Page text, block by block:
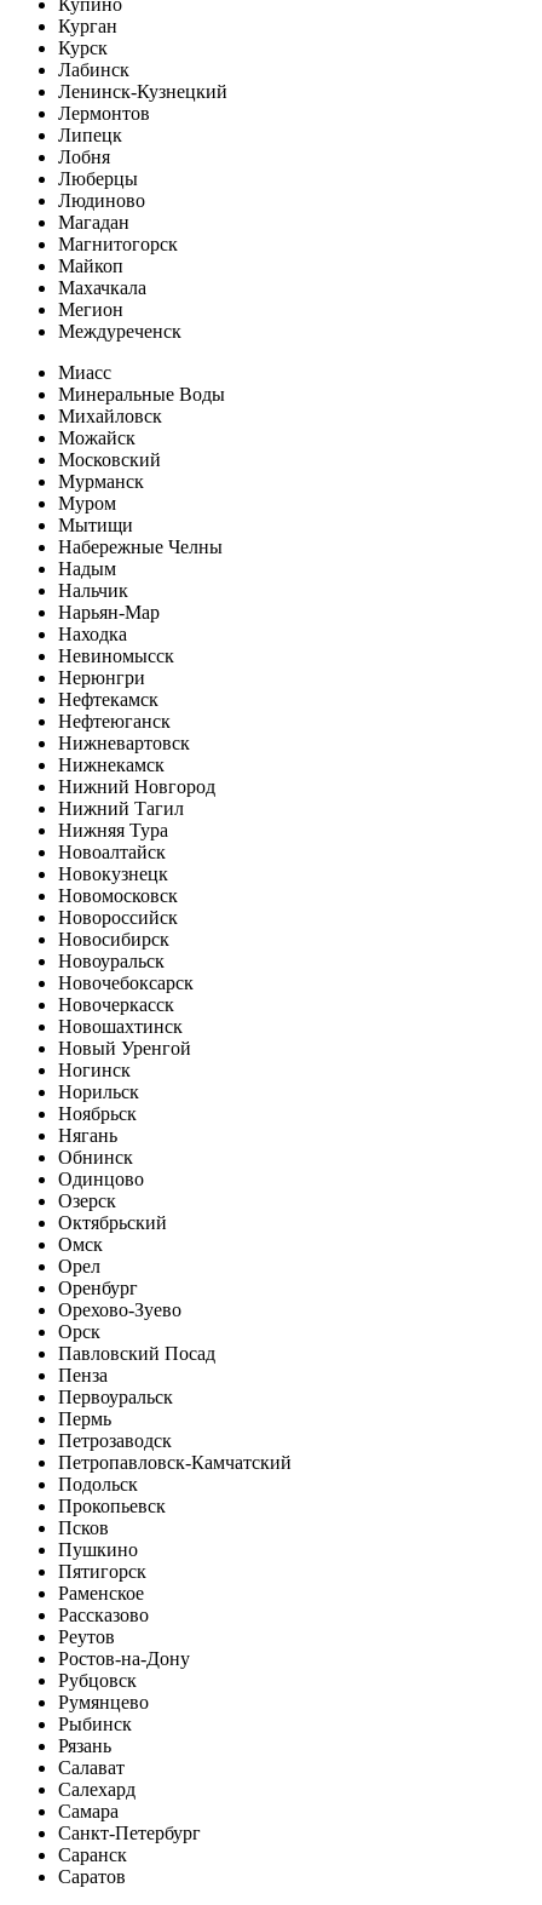
Курган
Курск
Лабинск
Ленинск-Кузнецкий
Лермонтов
Липецк
Лобня
Люберцы
Людиново
Магадан
Магнитогорск
Майкоп
Махачкала
Мегион
Междуреченск
Миасс
Минеральные Воды
Михайловск
Можайск
Московский
Мурманск
Муром
Мытищи
Набережные Челны
Надым
Нальчик
Нарьян-Мар
Находка
Невиномысск
Нерюнгри
Нефтекамск
Нефтеюганск
Нижневартовск
Нижнекамск
Нижний Новгород
Нижний Тагил
Нижняя Тура
Новоалтайск
Новокузнецк
Новомосковск
Новороссийск
Новосибирск
Новоуральск
Новочебоксарск
Новочеркасск
Новошахтинск
Новый Уренгой
Ногинск
Норильск
Ноябрьск
Нягань
Обнинск
Одинцово
Озерск
Октябрьский
Омск
Орел
Оренбург
Орехово-Зуево
Орск
Павловский Посад
Пенза
Первоуральск
Пермь
Петрозаводск
Петропавловск-Камчатский
Подольск
Прокопьевск
Псков
Пушкино
Пятигорск
Раменское
Рассказово
Реутов
Ростов-на-Дону
Рубцовск
Румянцево
Рыбинск
Рязань
Салават
Салехард
Самара
Санкт-Петербург
Саранск
Саратов